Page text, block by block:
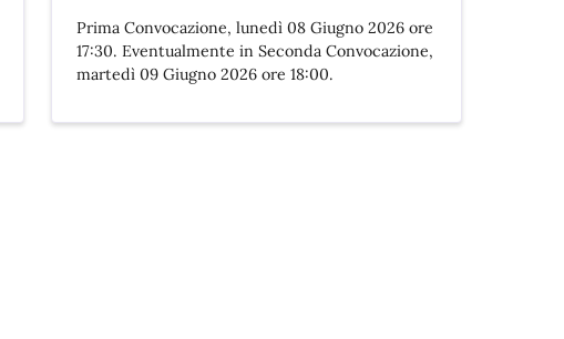
Prima Convocazione, lunedì 08 Giugno 2026 ore
17:30. Eventualmente in Seconda Convocazione,
martedì 09 Giugno 2026 ore 18:00.